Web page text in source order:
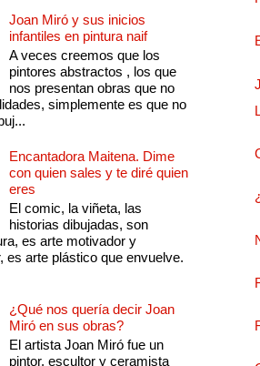
Joan Miró y sus inicios
infantiles en pintura naif
A veces creemos que los
pintores abstractos , los que
nos presentan obras que no
simplemente es que no
Encantadora Maitena. Dime
con quien sales y te diré quien
eres
El comic, la viñeta, las
historias dibujadas, son
es arte motivador y
es arte plástico que envuelve.
¿Qué nos quería decir Joan
Miró en sus obras?
El artista Joan Miró fue un
pintor, escultor y ceramista